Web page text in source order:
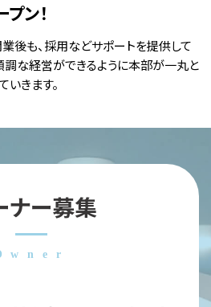
ン！
後も、採用などサポートを提供して
調な経営ができるように本部が一丸と
いきます。
ナー募集